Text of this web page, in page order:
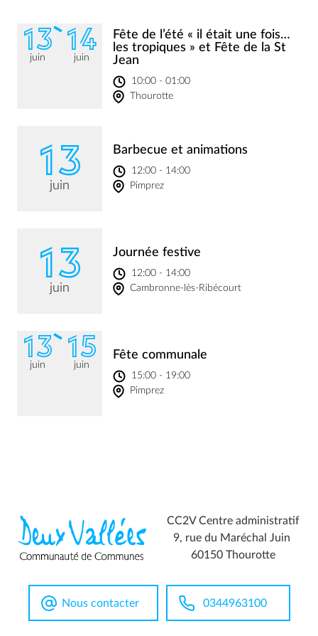
13
juin
14
juin
Fête de l’été « il était une fois…
les tropiques » et Fête de la St
Jean
10:00 - 01:00
Thourotte
13
juin
Barbecue et animations
12:00 - 14:00
Pimprez
13
juin
Journée festive
12:00 - 14:00
Cambronne-lès-Ribécourt
13
juin
15
juin
Fête communale
15:00 - 19:00
Pimprez
CC2V Centre administratif
9, rue du Maréchal Juin
60150 Thourotte
Nous contacter 0344963100